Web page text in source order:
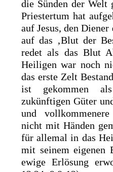
die Sünden der Welt
Priestertum hat
auf Jesus, den Diener
auf das ‚Blut der
redet als das Blut
Heiligen war noch
das erste Zelt
ist gekommen
zukünftigen Güter
und
nicht mit Händen
für allemal in das
mit seinem eigenen
ewige Erlösung